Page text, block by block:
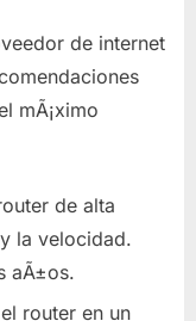
de internet
mÃ¡ximo
de alta
la velocidad.
aÃ±os.
router en un